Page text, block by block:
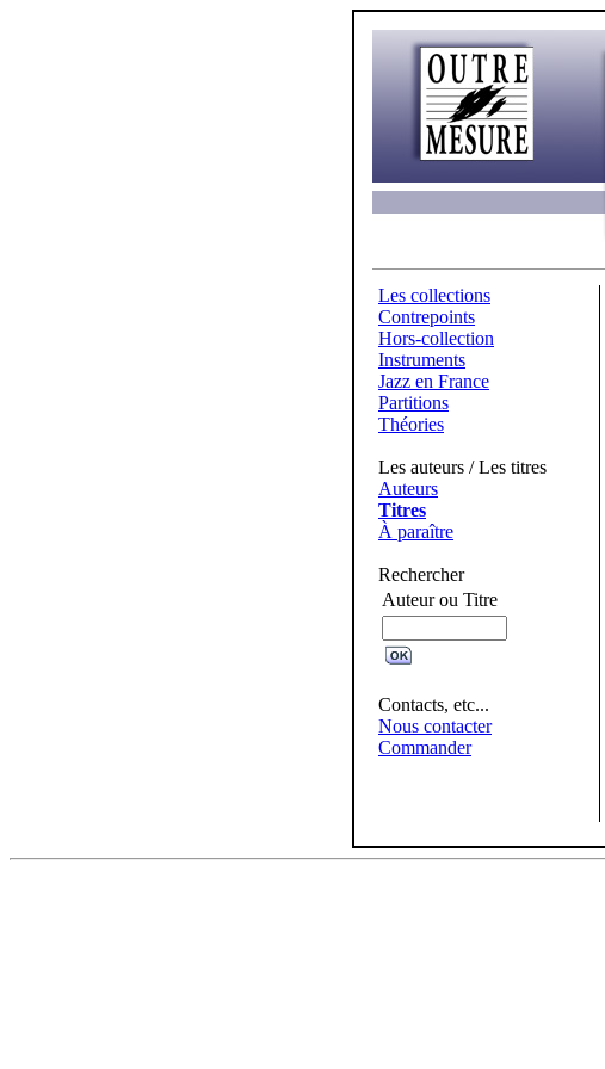
Les collections
Contrepoints
Hors-collection
Instruments
Jazz en France
Partitions
Théories
Les auteurs / Les titres
Auteurs
Titres
À paraître
Rechercher
Auteur ou Titre
Contacts, etc...
Nous contacter
Commander